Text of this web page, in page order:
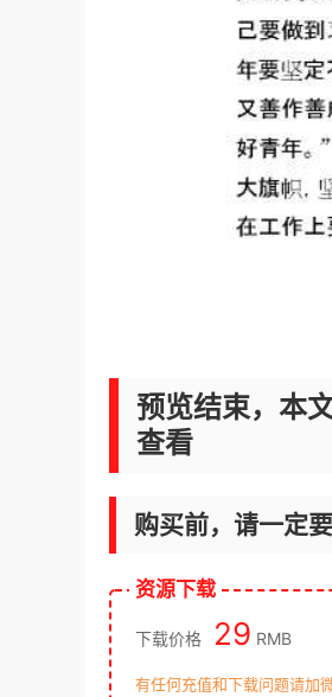
预览结束，本
查看
购买前，请一定
资源下载
下载价格 29 RMB
有任何充值和下载问题请加